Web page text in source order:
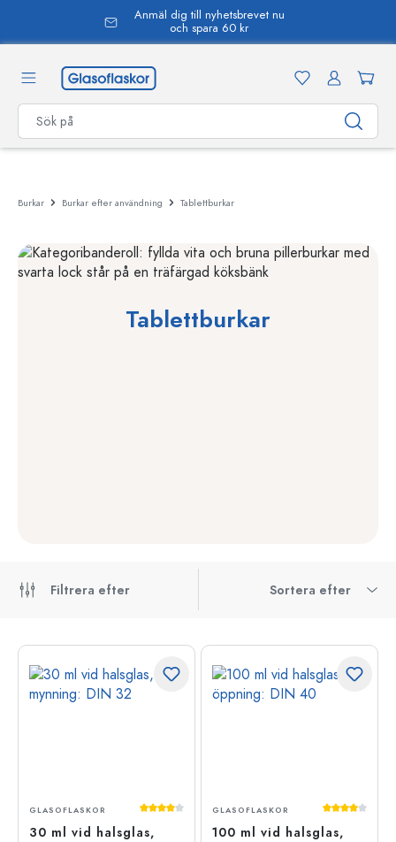
Anmäl dig till nyhetsbrevet nu
och spara 60 kr
Burkar Burkar efter användning Tablettburkar
Tablettburkar
Filtrera efter Sortera efter
Genomsnittligt betyg på 4 av 5 stjärnor
GLASOFLASKOR
30 ml vid halsglas,
GLASOFLASKOR
100 ml vid halsglas,